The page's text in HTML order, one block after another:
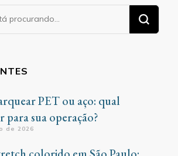
PET ou aço: qual
para sua operação?
de 2026